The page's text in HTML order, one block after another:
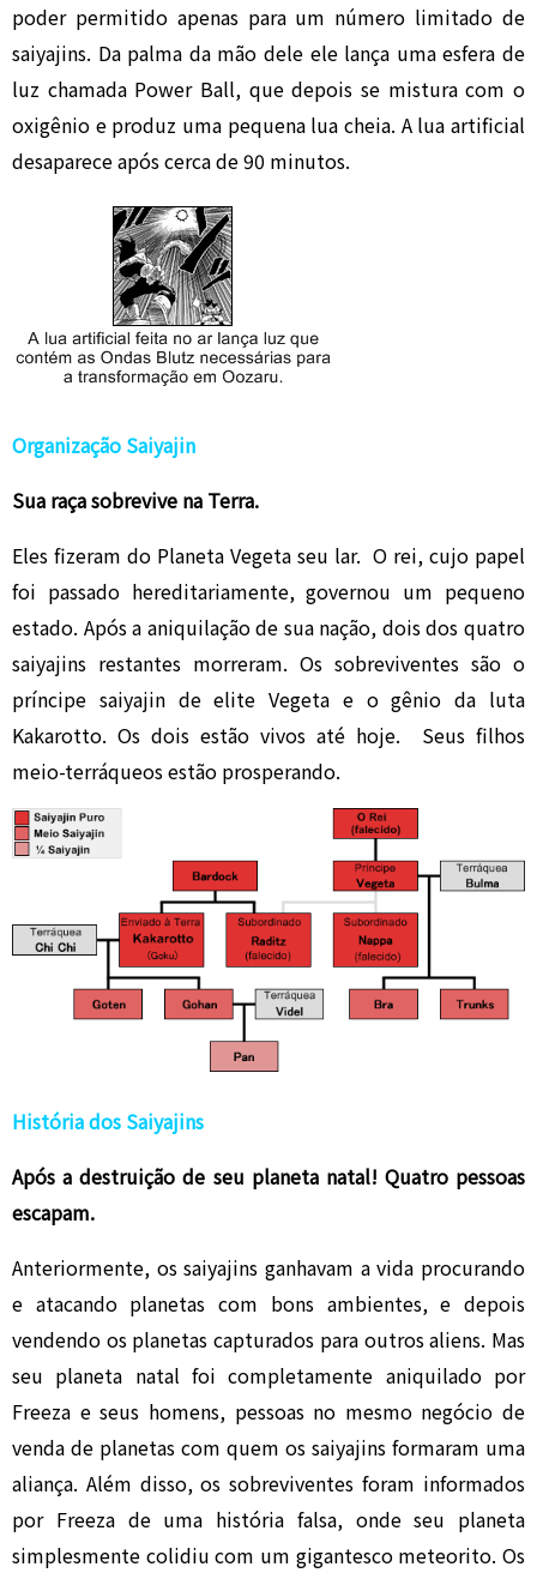
poder permitido apenas para um número limitado de
saiyajins. Da palma da mão dele ele lança uma esfera de
luz chamada Power Ball, que depois se mistura com o
oxigênio e produz uma pequena lua cheia. A lua artificial
desaparece após cerca de 90 minutos.
Organização Saiyajin
Sua raça sobrevive na Terra.
Eles fizeram do Planeta Vegeta seu lar. O rei, cujo papel
foi passado hereditariamente, governou um pequeno
estado. Após a aniquilação de sua nação, dois dos quatro
saiyajins restantes morreram. Os sobreviventes são o
príncipe saiyajin de elite Vegeta e o gênio da luta
Kakarotto. Os dois estão vivos até hoje. Seus filhos
meio-terráqueos estão prosperando.
História dos Saiyajins
Após a destruição de seu planeta natal! Quatro pessoas
escapam.
Anteriormente, os saiyajins ganhavam a vida procurando
e atacando planetas com bons ambientes, e depois
vendendo os planetas capturados para outros aliens. Mas
seu planeta natal foi completamente aniquilado por
Freeza e seus homens, pessoas no mesmo negócio de
venda de planetas com quem os saiyajins formaram uma
aliança. Além disso, os sobreviventes foram informados
por Freeza de uma história falsa, onde seu planeta
simplesmente colidiu com um gigantesco meteorito. Os